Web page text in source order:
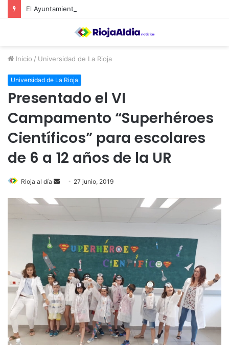
Inicio / Universidad de La Rioja
Universidad de La Rioja
Presentado el VI
Campamento “Superhéroes
Científicos” para escolares
de 6 a 12 años de la UR
Rioja al día
n
a
i
l
27 junio, 2019